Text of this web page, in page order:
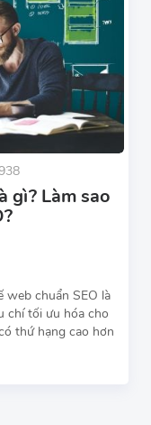
gì? Làm sao
web chuẩn SEO là
chí tối ưu hóa cho
thứ hạng cao hơn